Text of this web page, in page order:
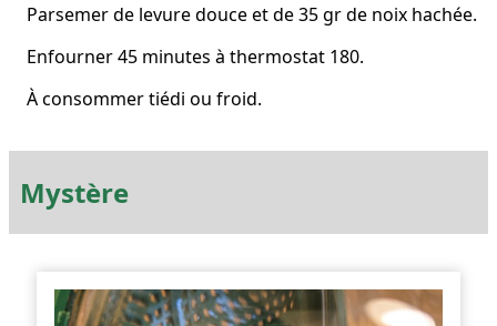
Parsemer de levure douce et de 35 gr de noix hachée.
Enfourner 45 minutes à thermostat 180.
À consommer tiédi ou froid.
Mystère